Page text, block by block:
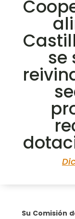
se
Su Comisión